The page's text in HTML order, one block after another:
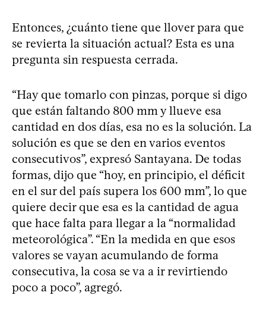
Entonces, ¿cuánto tiene que llover para que
se revierta la situación actual? Esta es una
pregunta sin respuesta cerrada.
“Hay que tomarlo con pinzas, porque si digo
que están faltando 800 mm y llueve esa
cantidad en dos días, esa no es la solución. La
solución es que se den en varios eventos
consecutivos”, expresó Santayana. De todas
formas, dijo que “hoy, en principio, el déficit
en el sur del país supera los 600 mm”, lo que
quiere decir que esa es la cantidad de agua
que hace falta para llegar a la “normalidad
meteorológica”. “En la medida en que esos
valores se vayan acumulando de forma
consecutiva, la cosa se va a ir revirtiendo
poco a poco”, agregó.